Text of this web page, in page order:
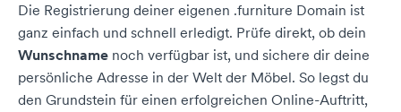
Die Registrierung deiner eigenen .furniture Domain ist
ganz einfach und schnell erledigt. Prüfe direkt, ob dein
Wunschname noch verfügbar ist, und sichere dir deine
persönliche Adresse in der Welt der Möbel. So legst du
den Grundstein für einen erfolgreichen Online-Auftritt,